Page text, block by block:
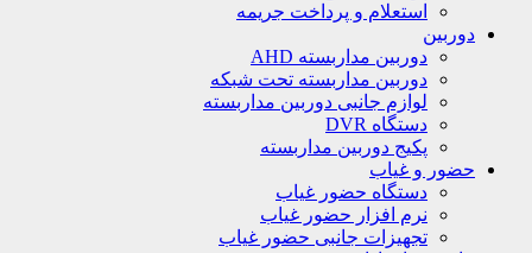
استعلام و پرداخت جریمه
دوربین
دوربین مداربسته AHD
دوربین مداربسته تحت شبکه
لوازم جانبی دوربین مداربسته
دستگاه DVR
پکیج دوربین مداربسته
حضور و غیاب
دستگاه حضور غیاب
نرم افزار حضور غیاب
تجهیزات جانبی حضور غیاب